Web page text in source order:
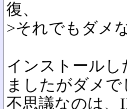
復、
>それでもダメ
インストール
ましたがダメで
不思議なのは、